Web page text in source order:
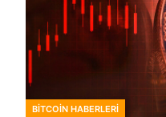
BITCOIN HABERLERI